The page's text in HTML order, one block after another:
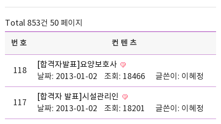
Total 853건 50 페이지
번호 컨텐츠
118
[합격자발표]요양보호사
날짜: 2013-01-02
조회: 18466 글쓴이: 이혜정
117
[합격자 발표]시설관리인
날짜: 2013-01-02
조회: 18201 글쓴이: 이혜정